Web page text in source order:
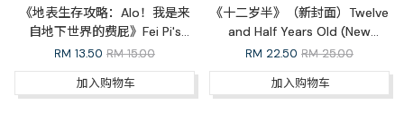
《地表生存攻略：Alo！我是来
自地下世界的费屁》Fei Pi's
Adventures on the Surface
RM 13.50 RM 15.00
加入购物车
《十二岁半》（新封面）Twelve
and Half Years Old (New
Cover)
RM 22.50 RM 25.00
加入购物车